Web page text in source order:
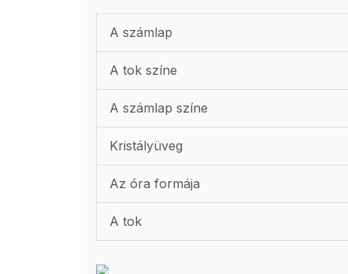
A számlap
A tok színe
A számlap színe
Kristályüveg
Az óra formája
A tok